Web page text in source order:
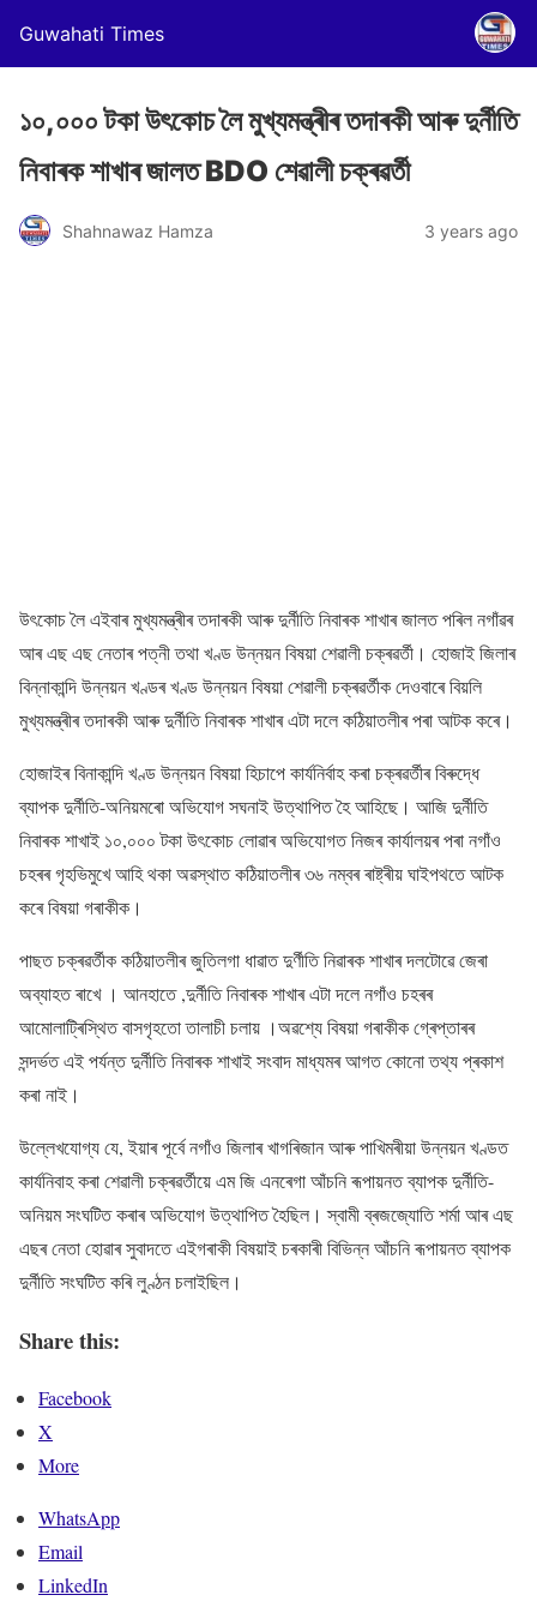
Guwahati Times
১০,০০০ টকা উৎকোচ লৈ মুখ্যমন্ত্ৰীৰ তদাৰকী আৰু দুৰ্নীতি
নিবাৰক শাখাৰ জালত BDO শেৱালী চক্ৰৱৰ্তী
Shahnawaz Hamza 3 years ago
উৎকোচ লৈ এইবাৰ মুখ্যমন্ত্ৰীৰ তদাৰকী আৰু দুৰ্নীতি নিবাৰক শাখাৰ জালত পৰিল নগাঁৱৰ
আৰ এছ এছ নেতাৰ পত্নী তথা খণ্ড উন্নয়ন বিষয়া শেৱালী চক্ৰৱৰ্তী। হোজাই জিলাৰ
বিন্নাকান্দি উন্নয়ন খণ্ডৰ খণ্ড উন্নয়ন বিষয়া শেৱালী চক্ৰৱৰ্তীক দেওবাৰে বিয়লি
মুখ্যমন্ত্ৰীৰ তদাৰকী আৰু দুৰ্নীতি নিবাৰক শাখাৰ এটা দলে কঠিয়াতলীৰ পৰা আটক কৰে।
হোজাইৰ বিনাকান্দি খণ্ড উন্নয়ন বিষয়া হিচাপে কাৰ্যনিৰ্বাহ কৰা চক্ৰৱৰ্তীৰ বিৰুদ্ধে
ব্যাপক দুৰ্নীতি-অনিয়মৰো অভিযোগ সঘনাই উত্থাপিত হৈ আহিছে। আজি দুৰ্নীতি
নিবাৰক শাখাই ১০,০০০ টকা উৎকোচ লোৱাৰ অভিযোগত নিজৰ কাৰ্যালয়ৰ পৰা নগাঁও
চহৰৰ গৃহভিমুখে আহি থকা অৱস্থাত কঠিয়াতলীৰ ৩৬ নম্বৰ ৰাষ্ট্ৰীয় ঘাইপথতে আটক
কৰে বিষয়া গৰাকীক।
পাছত চক্ৰৱৰ্তীক কঠিয়াতলীৰ জুতিলগা ধাৱাত দুৰ্ণীতি নিৱাৰক শাখাৰ দলটোৱে জেৰা
অব্যাহত ৰাখে । আনহাতে ,দুৰ্নীতি নিবাৰক শাখাৰ এটা দলে নগাঁও চহৰৰ
আমোলাট্ৰিস্থিত বাসগৃহতো তালাচী চলায় ।অৱশ্যে বিষয়া গৰাকীক গ্ৰেপ্তাৰৰ
সন্দৰ্ভত এই পৰ্যন্ত দুৰ্নীতি নিবাৰক শাখাই সংবাদ মাধ্যমৰ আগত কোনো তথ্য প্ৰকাশ
কৰা নাই।
উল্লেখযোগ্য যে, ইয়াৰ পূৰ্বে নগাঁও জিলাৰ খাগৰিজান আৰু পাখিমৰীয়া উন্নয়ন খণ্ডত
কাৰ্যনিবাহ কৰা শেৱালী চক্ৰৱৰ্তীয়ে এম জি এনৰেগা আঁচনি ৰূপায়নত ব্যাপক দুৰ্নীতি-
অনিয়ম সংঘটিত কৰাৰ অভিযোগ উত্থাপিত হৈছিল। স্বামী ব্ৰজজ্যোতি শৰ্মা আৰ এছ
এছৰ নেতা হোৱাৰ সুবাদতে এইগৰাকী বিষয়াই চৰকাৰী বিভিন্ন আঁচনি ৰূপায়নত ব্যাপক
দুৰ্নীতি সংঘটিত কৰি লুণ্ঠন চলাইছিল।
Share this:
Facebook
X
More
WhatsApp
Email
LinkedIn